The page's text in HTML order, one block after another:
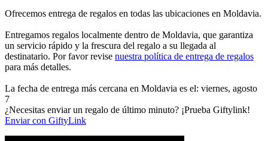
Ofrecemos entrega de regalos en todas las ubicaciones en Moldavia.
Entregamos regalos localmente dentro de Moldavia, que garantiza
un servicio rápido y la frescura del regalo a su llegada al
destinatario. Por favor revise nuestra política de entrega de regalos
para más detalles.
La fecha de entrega más cercana en Moldavia es el: viernes, agosto
7
¿Necesitas enviar un regalo de último minuto? ¡Prueba Giftylink!
Enviar con GiftyLink